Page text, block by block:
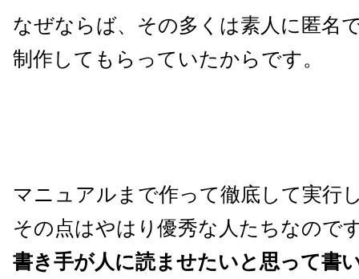
なぜならば、 その多くは素人に匿名
制作してもらっていたからです。
マニュアルまで作って徹底して実行
その点はやはり優秀な人たちなので
書き手が人に読ませたいと思って書